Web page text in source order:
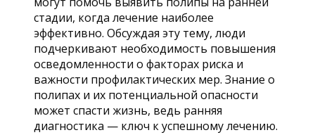
стадии, когда лечение наиболее
эффективно. Обсуждая эту тему, люди
подчеркивают необходимость повышения
осведомленности о факторах риска и
важности профилактических мер. Знание о
полипах и их потенциальной опасности
может спасти жизнь, ведь ранняя
диагностика — ключ к успешному лечению.